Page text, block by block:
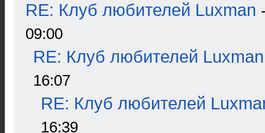
RE: Клуб любителей Luxman
09:00
RE: Клуб любителей Luxman
16:07
RE: Клуб любителей
16:39